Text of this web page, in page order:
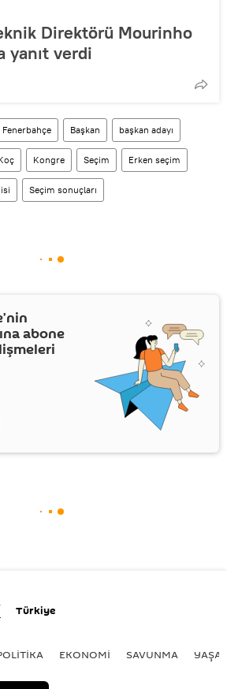
Direktörü Mourinho
yanıt verdi
Fenerbahçe Başkan başkan adayı
Kongre Seçim Erken seçim
Seçim sonuçları
abone
Türkiye
EKONOMİ SAVUNMA